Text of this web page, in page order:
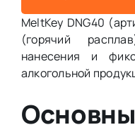
MeltKey DNG40
(горячий
нанесения и
алкогольной